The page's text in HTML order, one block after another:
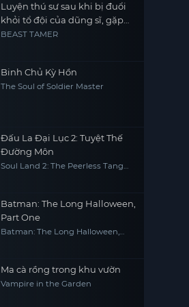
Luyện thú sư sau khi bị đuổi
khỏi tổ đội của dũng sĩ, gặp
được thiếu nữ tai mèo của
BEAST TAMER
Binh Chủ Kỳ Hồn
The Soul of Soldier Master
Đấu La Đại Lục 2: Tuyệt Thế
Đường Môn
Soul Land 2: The Peerless Tang
Batman: The Long Halloween,
Part One
Batman: The Long Halloween,
Ma cà rồng trong khu vườn
Vampire in the Garden